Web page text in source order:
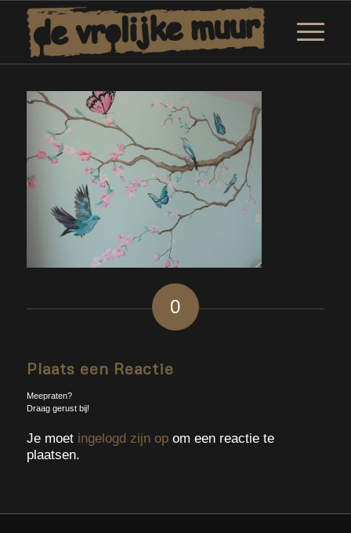
0
Plaats een Reactie
Meepraten?
Draag gerust bij!
Je moet ingelogd zijn opom een reactie te
plaatsen.